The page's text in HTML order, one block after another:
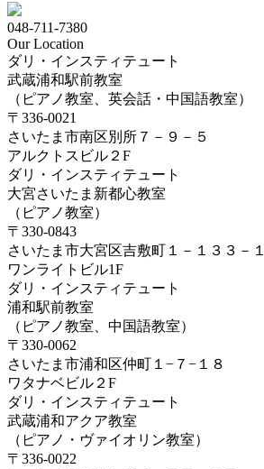
048-711-7380
Our Location
ダリ・インスティテュート
武蔵浦和駅前教室
（ピアノ教室、英会話・中国語教室）
〒336-0021
さいたま市南区別所７－９－５
アルクトスビル２F
ダリ・インスティテュート
大宮さいたま新都心教室
（ピアノ教室）
〒330-0843
さいたま市大宮区吉敷町１－１３３－１
ワンライトビル1F
ダリ・インスティテュート
浦和駅前教室
（ピアノ教室、中国語教室）
〒330-0062
さいたま市浦和区仲町１−７−１８
ワタナベビル２F
ダリ・インスティテュート
武蔵浦和アクア教室
（ピアノ・ヴァイオリン教室）
〒336-0022